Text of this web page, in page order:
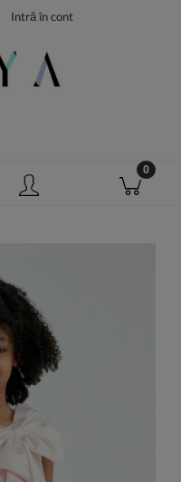
Intră în cont